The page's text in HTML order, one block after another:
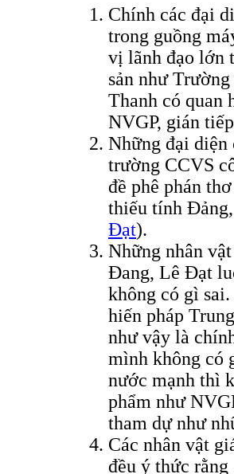
Chính các đại
trong guồng
vị lãnh đạo lớn
sản như
Thanh có quan
NVGP, gián
Những đại diện
trường CCVS
đề phê phán
thiếu tính
Ðạt).
Những nhân
Ðang, Lê Ðạt
không có gì
hiến pháp
như vậy là
mình không có
nước mạnh thì
phẩm như
tham dự như
Các nhân vật
đều ý thức